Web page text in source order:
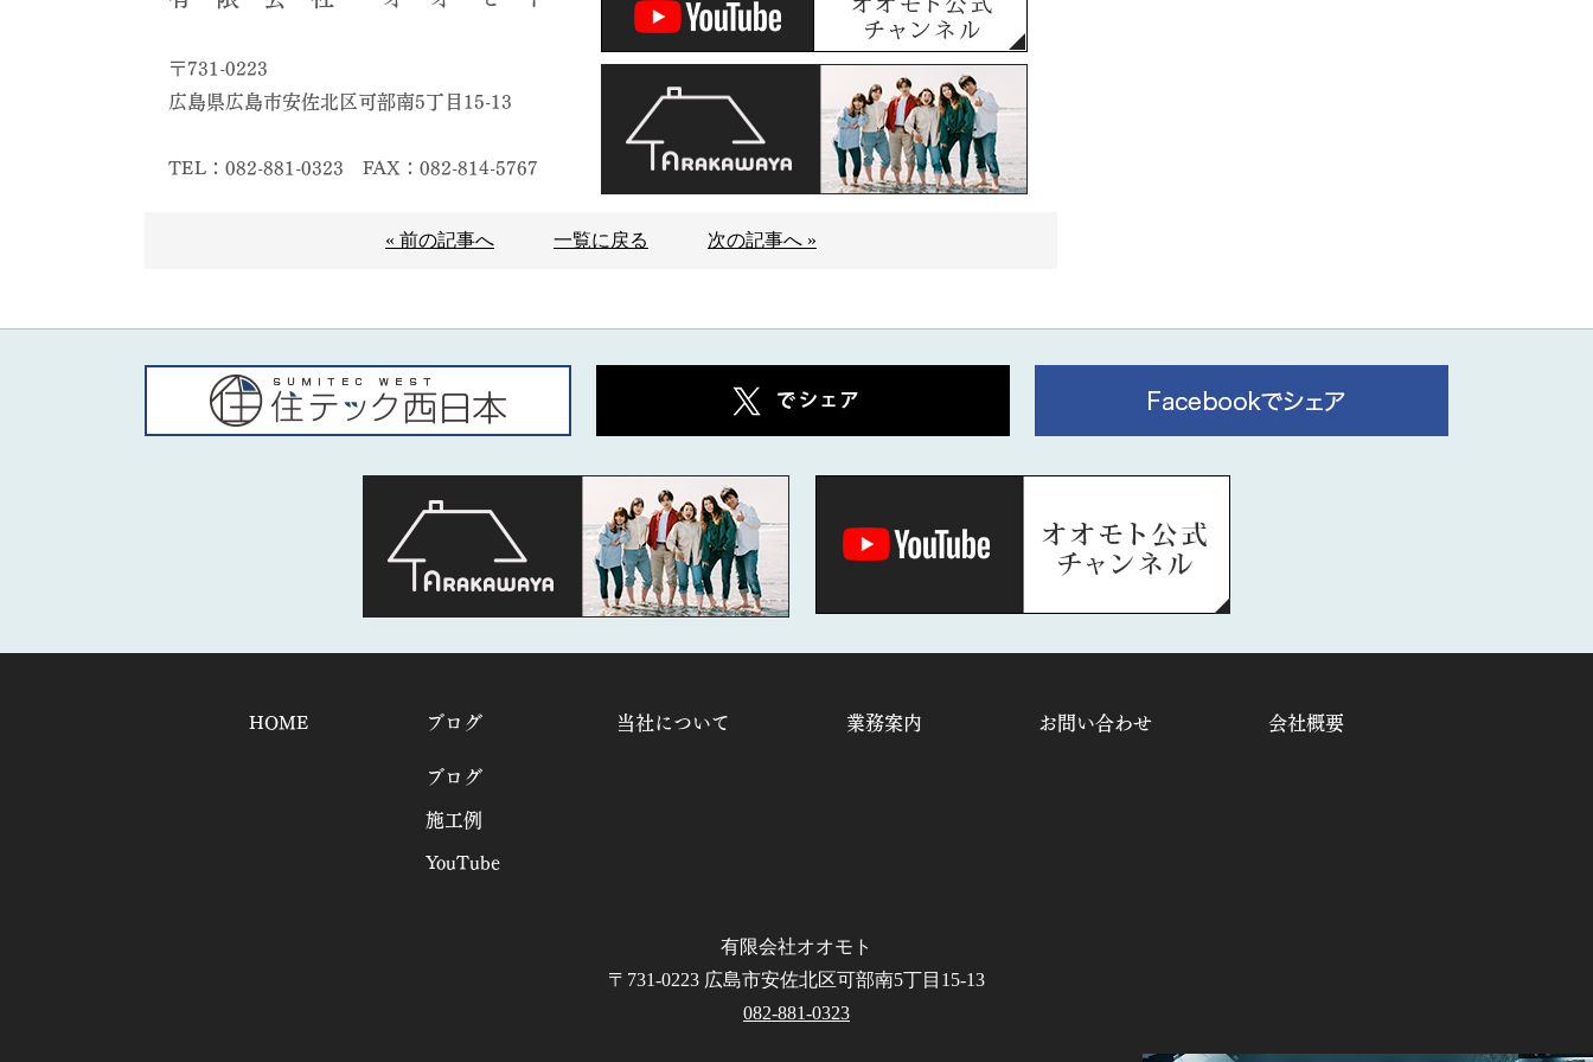
〒731-0223
広島県広島市安佐北区可部南5丁目15-13
TEL：082-881-0323 FAX：082-814-5767
« 前の記事へ 一覧に戻る 次の記事へ »
HOME
ブログ
ブログ
施工例
YouTube
当社について 業務案内 お問い合わせ 会社概要
有限会社オオモト
〒731-0223 広島市安佐北区可部南5丁目15-13
082-881-0323